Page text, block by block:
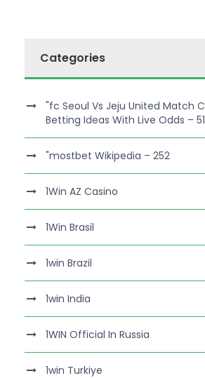
Categories
"fc Seoul Vs Jeju United Match
Betting Ideas With Live Odds –
"mostbet Wikipedia – 252
1Win AZ Casino
1Win Brasil
1win Brazil
1win India
1WIN Official In Russia
1win Turkiye